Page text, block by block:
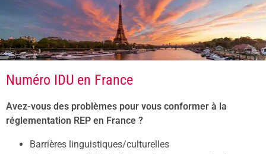
Numéro IDU en France
Avez-vous des problèmes pour vous conformer à la
réglementation REP en France ?
Barrières linguistiques/culturelles